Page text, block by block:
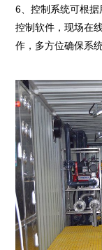
6、控制系统可根
控制软件，现场在
作，多方位确保系